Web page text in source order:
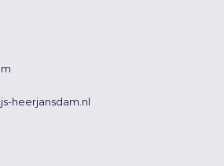
heerjansdam.nl